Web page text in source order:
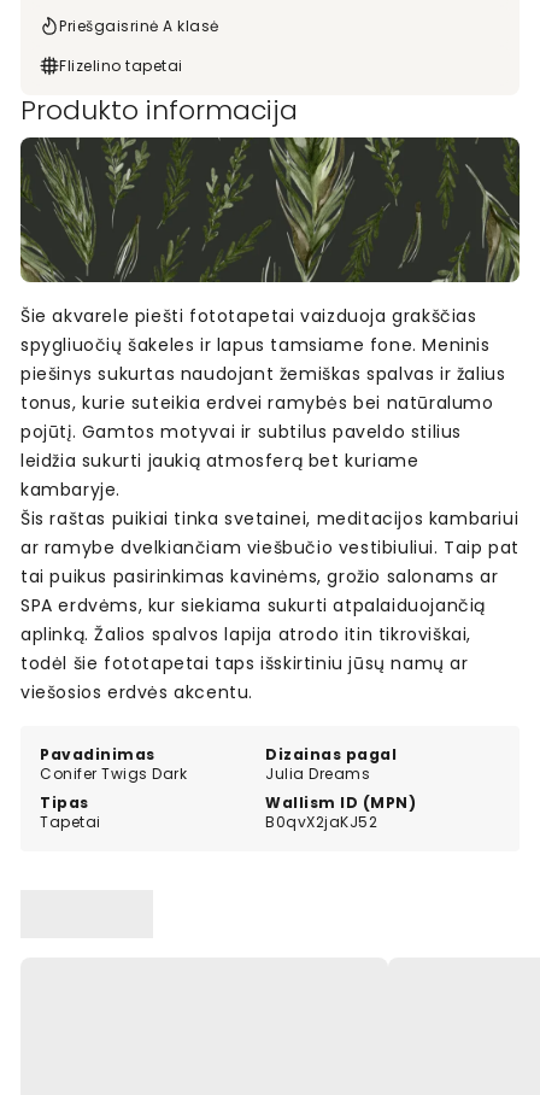
Priešgaisrinė A klasė
Flizelino tapetai
Produkto informacija
Pavadinimas
Conifer Twigs Dark
Dizainas pagal
Julia Dreams
Tipas
Tapetai
Wallism ID (MPN)
B0qvX2jaKJ52
Šie akvarele piešti fototapetai vaizduoja grakščias
spygliuočių šakeles ir lapus tamsiame fone. Meninis
piešinys sukurtas naudojant žemiškas spalvas ir žalius
tonus, kurie suteikia erdvei ramybės bei natūralumo
pojūtį. Gamtos motyvai ir subtilus paveldo stilius
leidžia sukurti jaukią atmosferą bet kuriame
kambaryje.
Šis raštas puikiai tinka svetainei, meditacijos kambariui
ar ramybe dvelkiančiam viešbučio vestibiuliui. Taip pat
tai puikus pasirinkimas kavinėms, grožio salonams ar
SPA erdvėms, kur siekiama sukurti atpalaiduojančią
aplinką. Žalios spalvos lapija atrodo itin tikroviškai,
todėl šie fototapetai taps išskirtiniu jūsų namų ar
viešosios erdvės akcentu.